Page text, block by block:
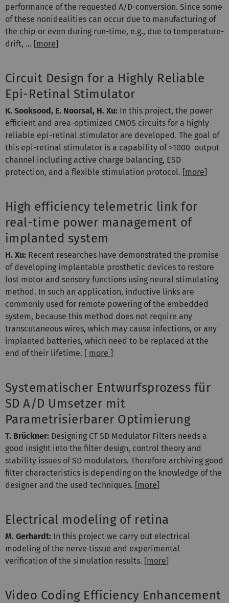
performance of the requested A/D-conversion. Since some
of these nonidealities can occur due to manufacturing of
the chip or even during run-time, e.g., due to temperature-
drift, ... [more]
Circuit Design for a Highly Reliable
Epi-Retinal Stimulator
K. Sooksood, E. Noorsal, H. Xu: In this project, the power
efficient and area-optimized CMOS circuits for a highly
reliable epi-retinal stimulator are developed. The goal of
this epi-retinal stimulator is a capability of >1000 output
channel including active charge balancing, ESD
protection, and a flexible stimulation protocol. [more]
High efficiency telemetric link for
real-time power management of
implanted system
H. Xu: Recent researches have demonstrated the promise
of developing implantable prosthetic devices to restore
lost motor and sensory functions using neural stimulating
method. In such an application, inductive links are
commonly used for remote powering of the embedded
system, because this method does not require any
transcutaneous wires, which may cause infections, or any
implanted batteries, which need to be replaced at the
end of their lifetime. [ more ]
Systematischer Entwurfsprozess für
SD A/D Umsetzer mit
Parametrisierbarer Optimierung
T. Brückner: Designing CT SD Modulator Filters needs a
good insight into the filter design, control theory and
stability issues of SD modulators. Therefore archiving good
filter characteristics is depending on the knowledge of the
designer and the used techniques. [more]
Electrical modeling of retina
M. Gerhardt: In this project we carry out electrical
modeling of the nerve tissue and experimental
verification of the simulation results. [more]
Video Coding Efficiency Enhancement